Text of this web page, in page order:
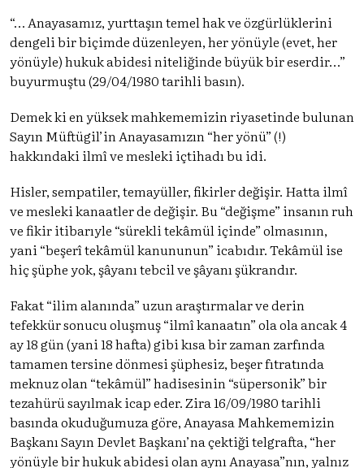
“… Anayasamız, yurttaşın temel hak ve özgürlüklerini
dengeli bir biçimde düzenleyen, her yönüyle (evet, her
yönüyle) hukuk abidesi niteliğinde büyük bir eserdir…”
buyurmuştu (29/04/1980 tarihli basın).
Demek ki en yüksek mahkememizin riyasetinde bulunan
Sayın Müftügil’in Anayasamızın “her yönü” (!)
hakkındaki ilmî ve mesleki içtihadı bu idi.
Hisler, sempatiler, temayüller, fikirler değişir. Hatta ilmî
ve mesleki kanaatler de değişir. Bu “değişme” insanın ruh
ve fikir itibarıyle “sürekli tekâmül içinde” olmasının,
yani “beşerî tekâmül kanununun” icabıdır. Tekâmül ise
hiç şüphe yok, şâyanı tebcil ve şâyanı şükrandır.
Fakat “ilim alanında” uzun araştırmalar ve derin
tefekkür sonucu oluşmuş “ilmî kanaatın” ola ola ancak 4
ay 18 gün (yani 18 hafta) gibi kısa bir zaman zarfında
tamamen tersine dönmesi şüphesiz, beşer fıtratında
meknuz olan “tekâmül” hadisesinin “süpersonik” bir
tezahürü sayılmak icap eder. Zira 16/09/1980 tarihli
basında okuduğumuza göre, Anayasa Mahkememizin
Başkanı Sayın Devlet Başkanı’na çektiği telgrafta, “her
yönüyle bir hukuk abidesi olan aynı Anayasa”nın, yalnız